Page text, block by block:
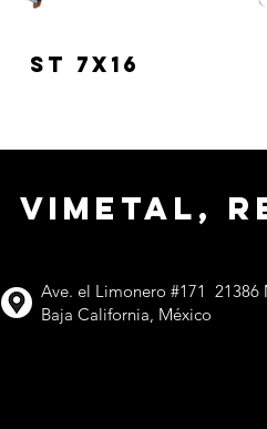
ST 7x16
VIMETAL,
Ave. el Limonero #171 21386
Baja California, México